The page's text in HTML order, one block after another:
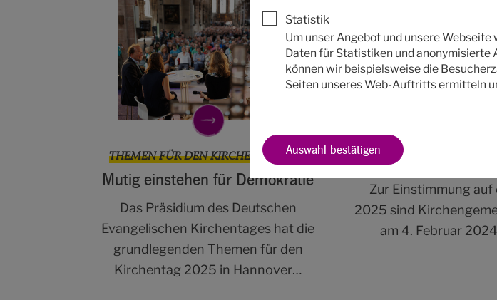
THEMEN FÜR DEN KIRCHENTAG 2025
Mutig einstehen für Demokratie
Das Präsidium des Deutschen
Evangelischen Kirchentages hat die
grundlegenden Themen für den
Kirchentag 2025 in Hannover…
Vorfreude auf
Zur Einstimmung
2025 sind
am 4. Februar
Statistik
Um unser Angebot und unsere
Daten für Statistiken und anonymisierte
können wir beispielsweise die
Seiten unseres Web-Auftritts ermitteln
Auswahl bestätigen